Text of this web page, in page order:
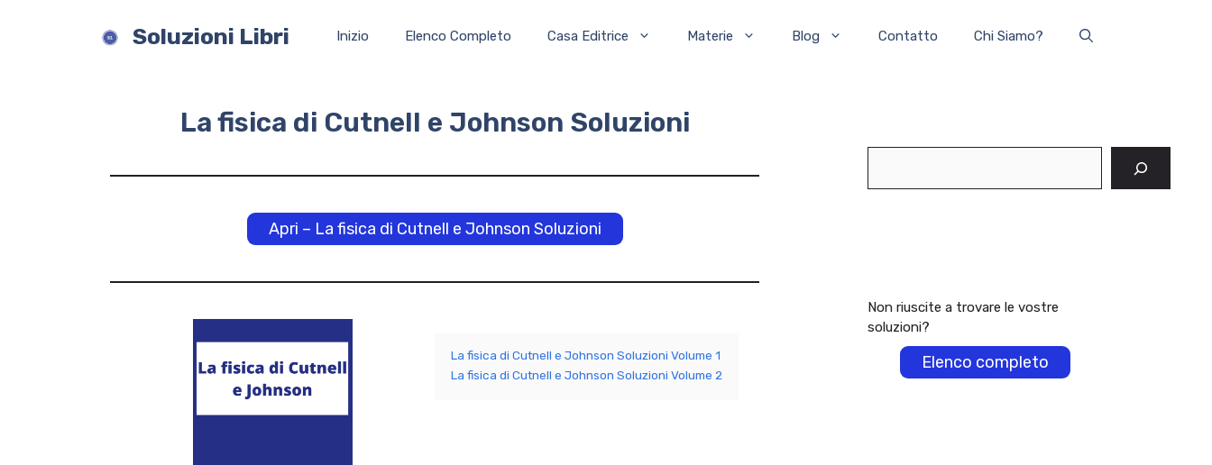
Soluzioni Libri Inizio Elenco Completo Casa Editrice Materie Blog Contatto Chi Siamo?
La fisica di Cutnell e Johnson Soluzioni
Apri – La fisica di Cutnell e Johnson Soluzioni
La fisica di Cutnell e Johnson Soluzioni Volume 1
La fisica di Cutnell e Johnson Soluzioni Volume 2
Non riuscite a trovare le vostre
soluzioni?
Elenco completo